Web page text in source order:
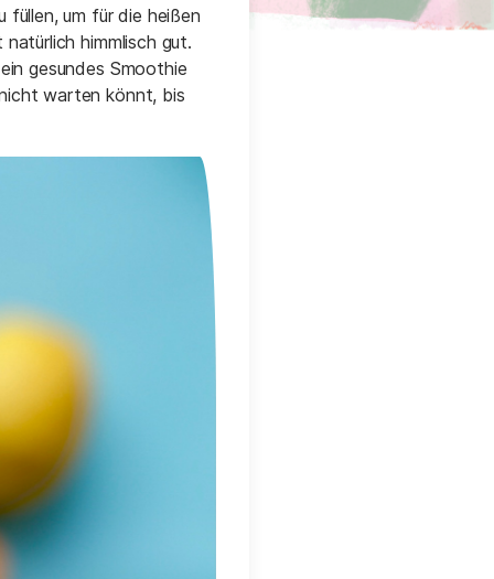
um für die heißen
himmlisch gut.
gesundes Smoothie
warten könnt, bis